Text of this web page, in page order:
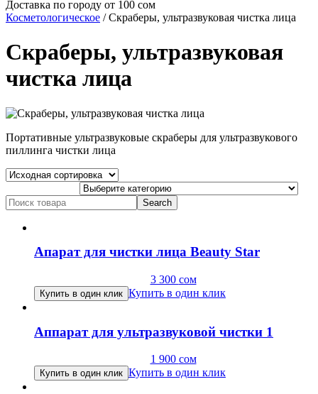
Доставка по городу от 100 сом
Косметологическое / Скраберы, ультразвуковая чистка лица
Скраберы, ультразвуковая
чистка лица
Портативные ультразвуковые скраберы для ультразвукового
пиллинга чистки лица
Search
for:
Апарат для чистки лица Beauty Star
3 300 сом
Купить в один клик Купить в один клик
Аппарат для ультразвуковой чистки 1
1 900 сом
Купить в один клик Купить в один клик